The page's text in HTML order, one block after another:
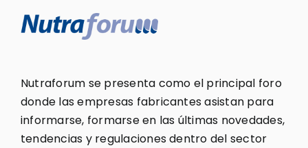
Nutraforum se presenta como el principal foro
donde las empresas fabricantes asistan para
informarse, formarse en las últimas novedades,
tendencias y regulaciones dentro del sector